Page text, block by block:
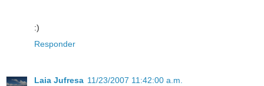
:)
Responder
Laia Jufresa 11/23/2007 11:42:00 a.m.